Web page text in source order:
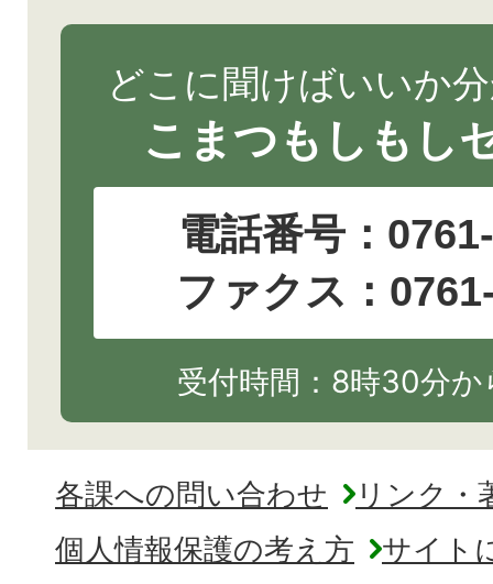
どこに聞けばいいか
こまつもしもし
電話番号：
ファクス：
受付時間：8時30分
各課への問い合わせ
リンク・
個人情報保護の考え方
サイト